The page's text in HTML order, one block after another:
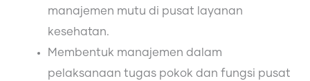
manajemen mutu di pusat layanan
kesehatan.
Membentuk manajemen dalam
pelaksanaan tugas pokok dan fungsi pusat